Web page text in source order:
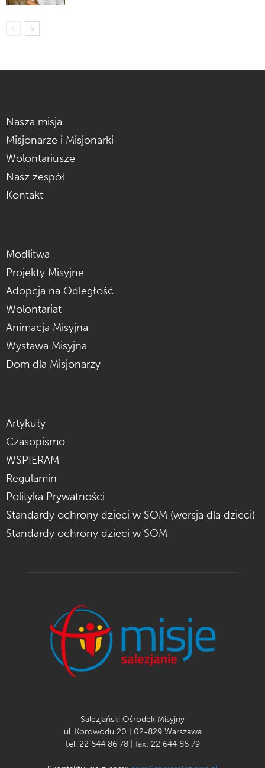
Nasza misja
Misjonarze i Misjonarki
Wolontariusze
Nasz zespół
Kontakt
Modlitwa
Projekty Misyjne
Adopcja na Odległość
Wolontariat
Animacja Misyjna
Wystawa Misyjna
Dom dla Misjonarzy
Artykuły
Czasopismo
WSPIERAM
Regulamin
Polityka Prywatności
Standardy ochrony dzieci w SOM (wersja dla dzieci)
Standardy ochrony dzieci w SOM
Salezjański Ośrodek Misyjny
ul. Korowodu 20 | 02-829 Warszawa
tel. 22 644 86 78 | fax: 22 644 86 79